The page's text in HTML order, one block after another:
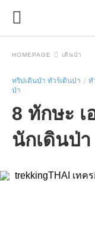
HOMEPAGE เดินป่า
ทริปเดินป่า ทัวร์เดินป่า ทั
ป่า
8 ทักษะ
นักเดินป่